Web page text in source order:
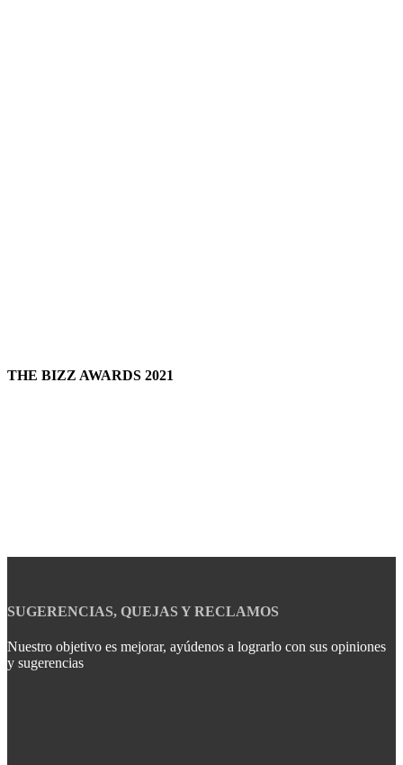
THE BIZZ AWARDS 2021
SUGERENCIAS, QUEJAS Y RECLAMOS
Nuestro objetivo es mejorar, ayúdenos a lograrlo con sus opiniones
y sugerencias